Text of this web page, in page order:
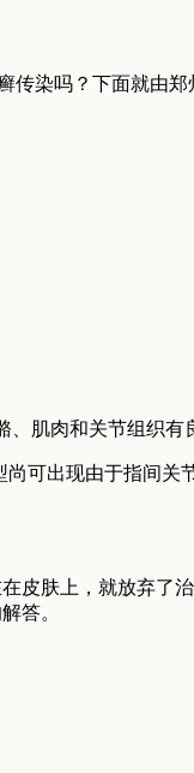
染吗？下面就由
肌肉和关节组织有
可出现由于指间关
皮肤上，就放弃了
答。